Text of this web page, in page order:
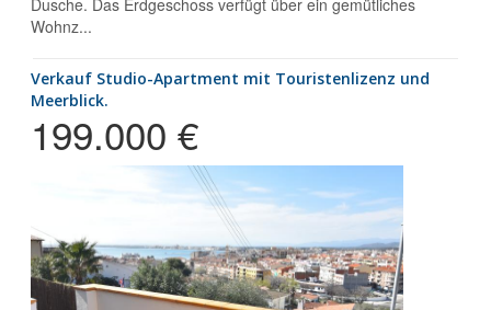
Dusche. Das Erdgeschoss verfügt über ein gemütliches
Wohnz...
Verkauf Studio-Apartment mit Touristenlizenz und
Meerblick.
199.000 €